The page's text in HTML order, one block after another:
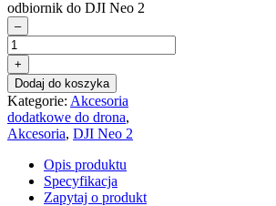
odbiornik do DJI Neo 2
–
+
Dodaj do koszyka
Kategorie: Akcesoria
dodatkowe do drona,
Akcesoria, DJI Neo 2
Opis produktu
Specyfikacja
Zapytaj o produkt